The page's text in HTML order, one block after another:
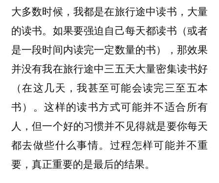
大多数时候，我都是在旅行途中读书，大量
的读书。如果要强迫自己每天都读书（或者
是一段时间内读完一定数量的书），那效果
并没有我在旅行途中三五天大量密集读书好
（在这几天，我甚至可能会读完三至五本
书）。这样的读书方式可能并不适合所有
人，但一个好的习惯并不见得就是要你每天
都去做些什么事情。过程怎样可能并不重
要，真正重要的是最后的结果。